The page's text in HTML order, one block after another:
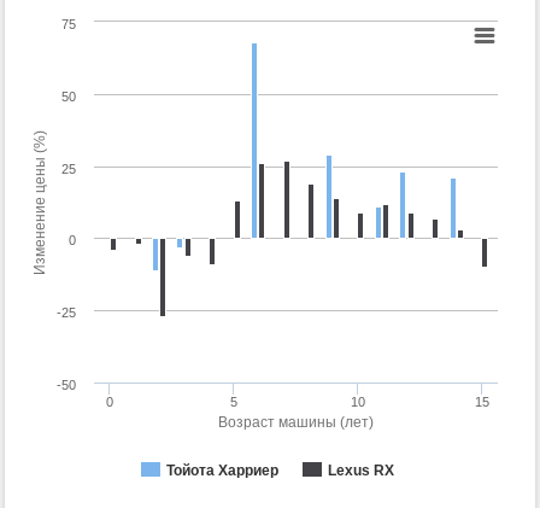
Возраст машины (лет)
Изменение цены (%)
Тойота Харриер Lexus RX
0 5 10 15
0
-50
-25
25
50
75